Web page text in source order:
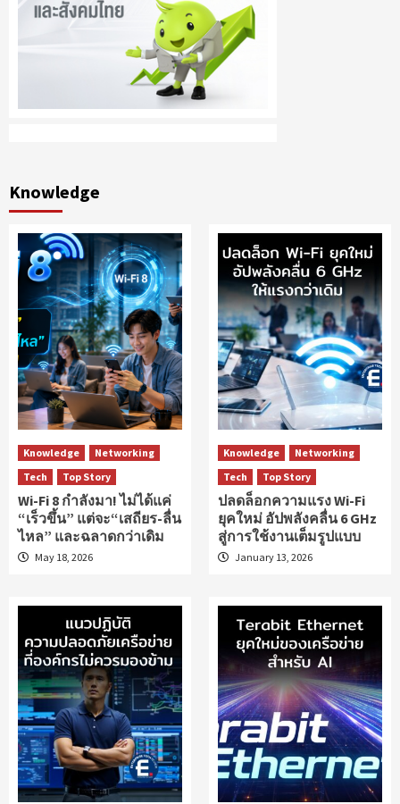
Knowledge
Knowledge
Networking
Tech
Top Story
Wi-Fi 8 กำลังมา! ไม่ได้แค่
“เร็วขึ้น” แต่จะ“เสถียร-ลื่น
ไหล” และฉลาดกว่าเดิม
May 18, 2026
Knowledge
Networking
Tech
Top Story
ปลดล็อกความแรง Wi-Fi
ยุคใหม่ อัปพลังคลื่น 6 GHz
สู่การใช้งานเต็มรูปแบบ
January 13, 2026